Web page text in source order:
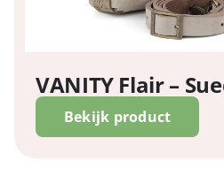
VANITY Flair –
Bekijk product